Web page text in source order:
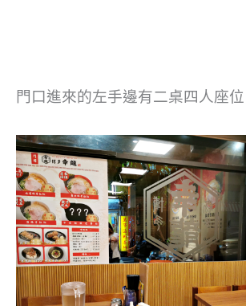
門口進來的左手邊有二桌四人座位